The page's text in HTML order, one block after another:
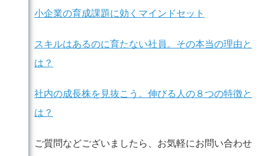
小企業の育成課題に効くマインドセット
スキルはあるのに育たない社員。その本当の理由と
は？
社内の成長株を見抜こう。伸びる人の８つの特徴と
は？
ご質問などございましたら、お気軽にお問い合わせ